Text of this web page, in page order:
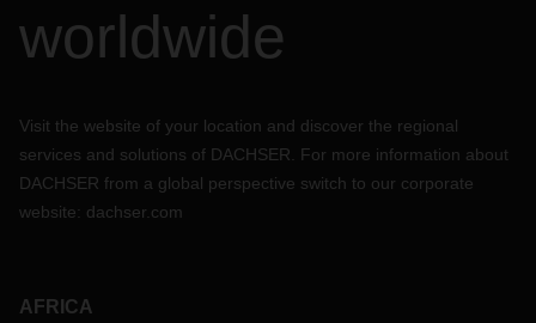
worldwide
Visit the website of your location and discover the regional
services and solutions of DACHSER. For more information about
DACHSER from a global perspective switch to our corporate
website: dachser.com
AFRICA